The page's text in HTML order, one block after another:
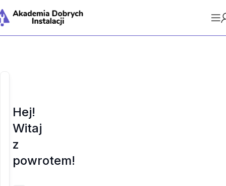
Hej!
Witaj
z
powrotem!